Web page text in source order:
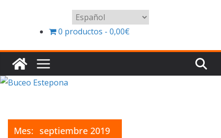
Elegir
un
0 productos 0,00€
Mes: septiembre 2019